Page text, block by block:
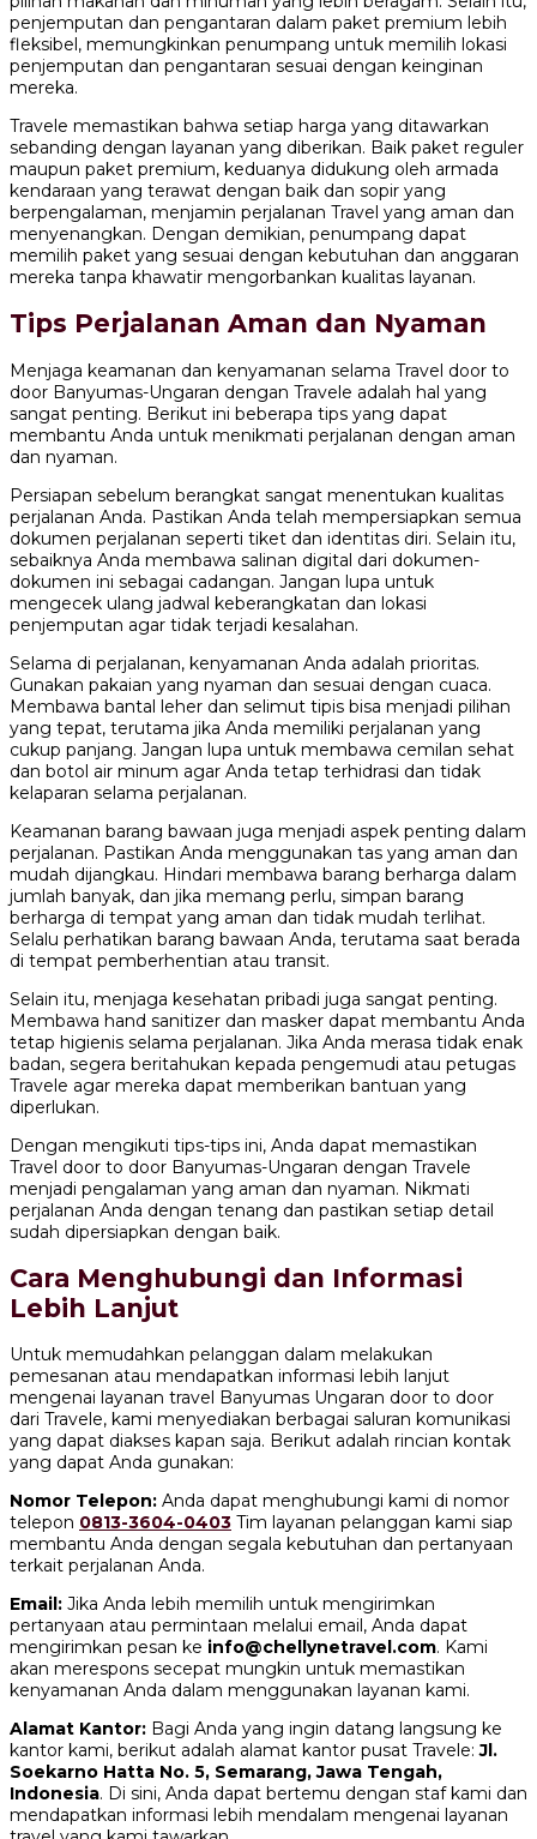
penjemputan dan pengantaran dalam paket premium lebih
fleksibel, memungkinkan penumpang untuk memilih lokasi
penjemputan dan pengantaran sesuai dengan keinginan
mereka.
Travele memastikan bahwa setiap harga yang ditawarkan
sebanding dengan layanan yang diberikan. Baik paket reguler
maupun paket premium, keduanya didukung oleh armada
kendaraan yang terawat dengan baik dan sopir yang
berpengalaman, menjamin perjalanan Travel yang aman dan
menyenangkan. Dengan demikian, penumpang dapat
memilih paket yang sesuai dengan kebutuhan dan anggaran
mereka tanpa khawatir mengorbankan kualitas layanan.
Tips Perjalanan Aman dan Nyaman
Menjaga keamanan dan kenyamanan selama Travel door to
door Banyumas-Ungaran dengan Travele adalah hal yang
sangat penting. Berikut ini beberapa tips yang dapat
membantu Anda untuk menikmati perjalanan dengan aman
dan nyaman.
Persiapan sebelum berangkat sangat menentukan kualitas
perjalanan Anda. Pastikan Anda telah mempersiapkan semua
dokumen perjalanan seperti tiket dan identitas diri. Selain itu,
sebaiknya Anda membawa salinan digital dari dokumen-
dokumen ini sebagai cadangan. Jangan lupa untuk
mengecek ulang jadwal keberangkatan dan lokasi
penjemputan agar tidak terjadi kesalahan.
Selama di perjalanan, kenyamanan Anda adalah prioritas.
Gunakan pakaian yang nyaman dan sesuai dengan cuaca.
Membawa bantal leher dan selimut tipis bisa menjadi pilihan
yang tepat, terutama jika Anda memiliki perjalanan yang
cukup panjang. Jangan lupa untuk membawa cemilan sehat
dan botol air minum agar Anda tetap terhidrasi dan tidak
kelaparan selama perjalanan.
Keamanan barang bawaan juga menjadi aspek penting dalam
perjalanan. Pastikan Anda menggunakan tas yang aman dan
mudah dijangkau. Hindari membawa barang berharga dalam
jumlah banyak, dan jika memang perlu, simpan barang
berharga di tempat yang aman dan tidak mudah terlihat.
Selalu perhatikan barang bawaan Anda, terutama saat berada
di tempat pemberhentian atau transit.
Selain itu, menjaga kesehatan pribadi juga sangat penting.
Membawa hand sanitizer dan masker dapat membantu Anda
tetap higienis selama perjalanan. Jika Anda merasa tidak enak
badan, segera beritahukan kepada pengemudi atau petugas
Travele agar mereka dapat memberikan bantuan yang
diperlukan.
Dengan mengikuti tips-tips ini, Anda dapat memastikan
Travel door to door Banyumas-Ungaran dengan Travele
menjadi pengalaman yang aman dan nyaman. Nikmati
perjalanan Anda dengan tenang dan pastikan setiap detail
sudah dipersiapkan dengan baik.
Cara Menghubungi dan Informasi
Lebih Lanjut
Untuk memudahkan pelanggan dalam melakukan
pemesanan atau mendapatkan informasi lebih lanjut
mengenai layanan travel Banyumas Ungaran door to door
dari Travele, kami menyediakan berbagai saluran komunikasi
yang dapat diakses kapan saja. Berikut adalah rincian kontak
yang dapat Anda gunakan:
Nomor Telepon: Anda dapat menghubungi kami di nomor
telepon 0813-3604-0403 Tim layanan pelanggan kami siap
membantu Anda dengan segala kebutuhan dan pertanyaan
terkait perjalanan Anda.
Email: Jika Anda lebih memilih untuk mengirimkan
pertanyaan atau permintaan melalui email, Anda dapat
mengirimkan pesan ke info@chellynetravel.com. Kami
akan merespons secepat mungkin untuk memastikan
kenyamanan Anda dalam menggunakan layanan kami.
Alamat Kantor: Bagi Anda yang ingin datang langsung ke
kantor kami, berikut adalah alamat kantor pusat Travele:Jl.
Soekarno Hatta No. 5, Semarang, Jawa Tengah,
Indonesia. Di sini, Anda dapat bertemu dengan staf kami dan
mendapatkan informasi lebih mendalam mengenai layanan